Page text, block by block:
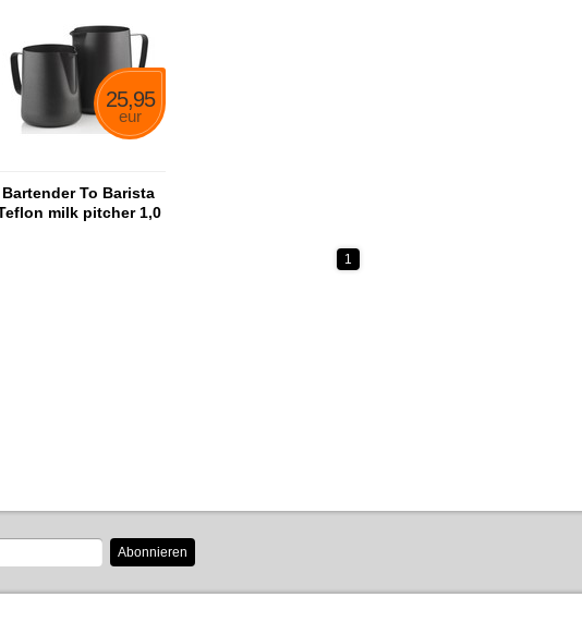
25,95
eur
Bartender To Barista
milk pitcher 1,0
1
Abonnieren